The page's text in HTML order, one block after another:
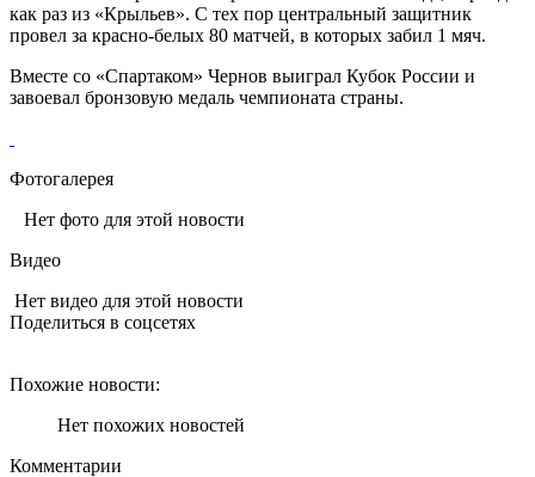
как раз из «Крыльев». С тех пор центральный защитник
провел за красно-белых 80 матчей, в которых забил 1 мяч.
Вместе со «Спартаком» Чернов выиграл Кубок России и
завоевал бронзовую медаль чемпионата страны.
Фотогалерея
Нет фото для этой новости
Видео
Нет видео для этой новости
Поделиться в соцсетях
Похожие новости:
Нет похожих новостей
Комментарии